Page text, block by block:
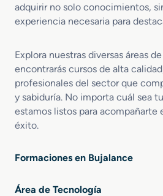
adquirir no solo conocimientos,
experiencia necesaria para
Explora nuestras diversas áreas
encontrarás cursos de alta
profesionales del sector que
y sabiduría. No importa cuál sea
estamos listos para acompañarte
éxito.
Formaciones en Bujalance
Área de Tecnología